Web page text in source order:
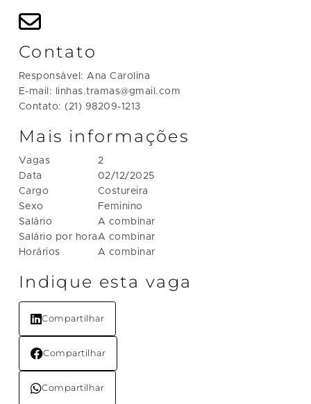
Contato
Responsável: Ana Carolina
E-mail: linhas.tramas@gmail.com
Contato: (21) 98209-1213
Mais informações
Vagas
Data
Cargo
Sexo
Salário
Salário por hora
Horários
2
02/12/2025
Costureira
Feminino
A combinar
A combinar
A combinar
Indique esta vaga
Compartilhar
Compartilhar
Compartilhar